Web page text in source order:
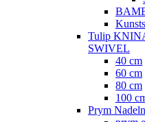
Tulip
SWIVEL
40 cm
60 cm
80 cm
100
Prym Nadeln